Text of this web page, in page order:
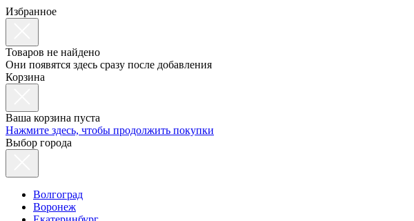
Избранное
Товаров не найдено
Они появятся здесь сразу после добавления
Корзина
Ваша корзина пуста
Нажмите здесь, чтобы продолжить покупки
Выбор города
Волгоград
Воронеж